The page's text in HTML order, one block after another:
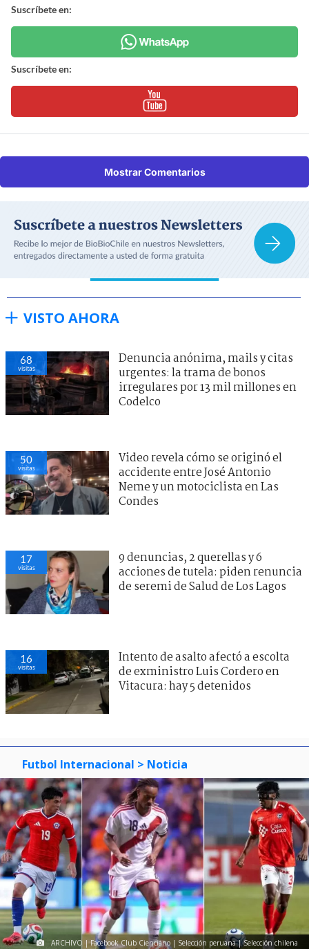
Suscríbete en:
Suscríbete en:
Mostrar Comentarios
VISTO AHORA
68
visitas
Denuncia anónima, mails y citas
urgentes: la trama de bonos
irregulares por 13 mil millones en
Codelco
50
visitas
Video revela cómo se originó el
accidente entre José Antonio
Neme y un motociclista en Las
Condes
17
visitas
9 denuncias, 2 querellas y 6
acciones de tutela: piden renuncia
de seremi de Salud de Los Lagos
16
visitas
Intento de asalto afectó a escolta
de exministro Luis Cordero en
Vitacura: hay 5 detenidos
Futbol Internacional > Noticia
ARCHIVO | Facebook Club Cienciano | Selección peruana | Selección chilena